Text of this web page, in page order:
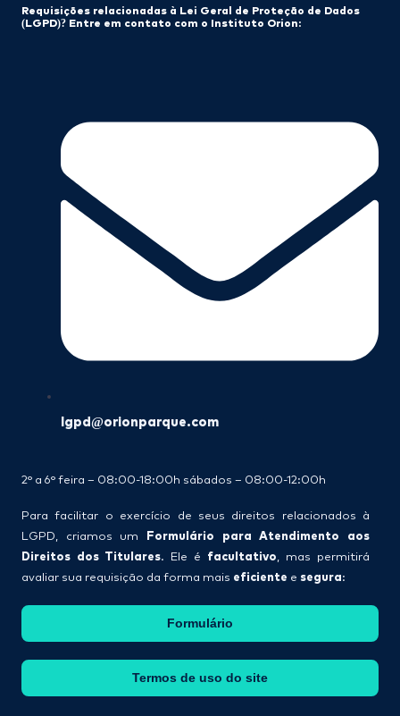
Requisições relacionadas à Lei Geral de Proteção de Dados
(LGPD)? Entre em contato com o Instituto Orion:
lgpd@orionparque.com
2° a 6° feira – 08:00-18:00h sábados – 08:00-12:00h
Para facilitar o exercício de seus direitos relacionados à
LGPD, criamos um Formulário para Atendimento aos
Direitos dos Titulares. Ele é facultativo, mas permitirá
avaliar sua requisição da forma mais eficiente e segura:
Formulário
Termos de uso do site